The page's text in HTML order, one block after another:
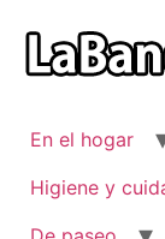
contenido
En el hogar
Higiene y